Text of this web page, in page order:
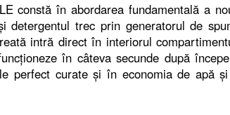
constă în abordarea fundamentală a
trec prin generatorul de
intră direct în interiorul
în câteva secunde după
perfect curate și în economia de apă